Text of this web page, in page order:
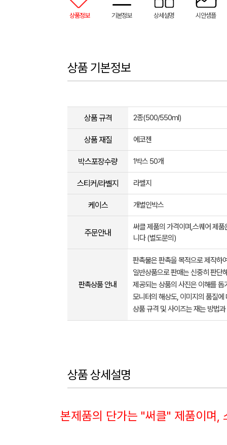
상품정보 기본정보 상세설명 시안샘플
상품 기본정보
상품 규격 2종(500/550ml)
상품 재질 에코젠
박스포장수량 1박스 50개
스티커/라벨지 라벨지
케이스 개별인박스
주문안내
써클 제품의 가격이며,스퀘어 제품
니다 (별도문의)
판촉상품 안내
판촉물은 판촉을 목적으로 제작하
일반상품으로 판매는 신중히 판단
제공되는 상품의 사진은 이해를
모니터의 해상도, 이미지의 품질
상품 규격 및 사이즈는 재는 방법
상품 상세설명
본제품의 단가는 "써클" 제품이며,